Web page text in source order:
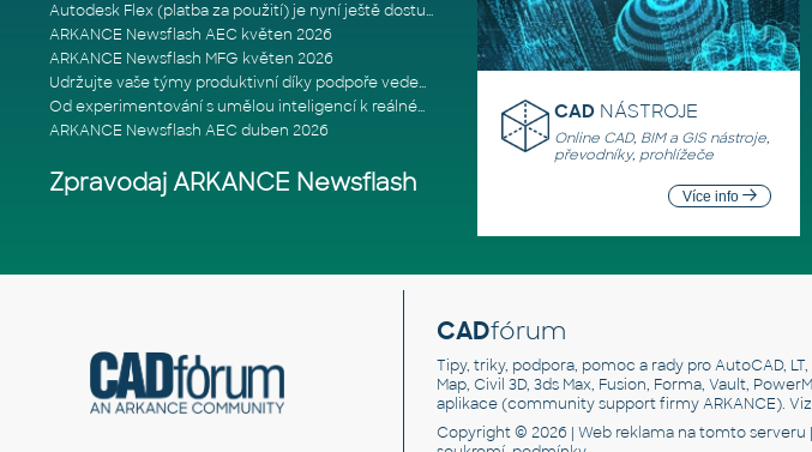
Autodesk Flex (platba za použití) je nyní ještě dostupnější
ARKANCE Newsflash AEC květen 2026
ARKANCE Newsflash MFG květen 2026
Udržujte vaše týmy produktivní díky podpoře vedené odborníky
Od experimentování s umělou inteligencí k reálnému dopadu na podniká
ARKANCE Newsflash AEC duben 2026
Zpravodaj ARKANCE Newsflash
CAD NÁSTROJE
Online CAD, BIM a GIS nástroje,
převodníky, prohlížeče
Více info
CADfórum
Tipy, triky, podpora, pomoc a rady pro AutoCAD,
Map, Civil 3D, 3ds Max, Fusion, Forma, Vault,
aplikace (community support firmy ARKANCE). Viz
Copyright © 2026 | Web reklamana tomto serveru |